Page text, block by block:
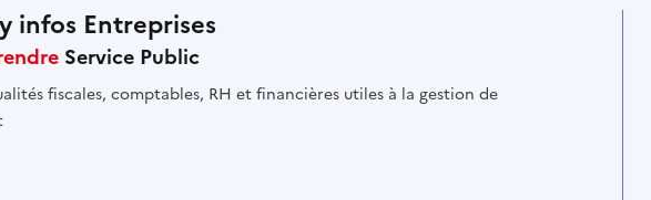
infos Entreprises
Service Public
fiscales, comptables, RH et financières utiles à la gestion de